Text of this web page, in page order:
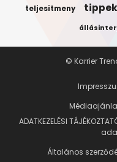
teljesitmeny tippek
ADATKEZELÉSI
Általános
© Karrier